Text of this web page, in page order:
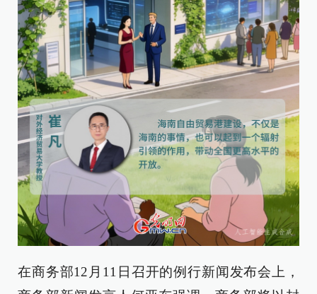
在商务部12月11日召开的例行新闻发布会上，